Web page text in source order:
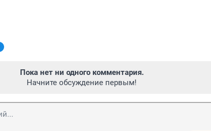
Пока нет ни одного комментария.
Начните обсуждение первым!